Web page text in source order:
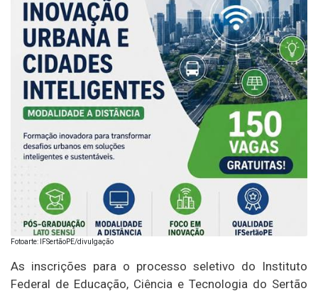
Fotoarte: IFSertãoPE/divulgação
As inscrições para o processo seletivo do Instituto
Federal de Educação, Ciência e Tecnologia do Sertão